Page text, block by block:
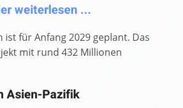
weiterlesen ...
für Anfang 2029 geplant. Das
mit rund 432 Millionen
Asien-Pazifik